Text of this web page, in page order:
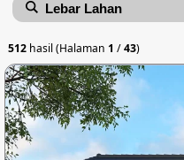
Lebar Lahan
512 hasil (Halaman 1 /43)